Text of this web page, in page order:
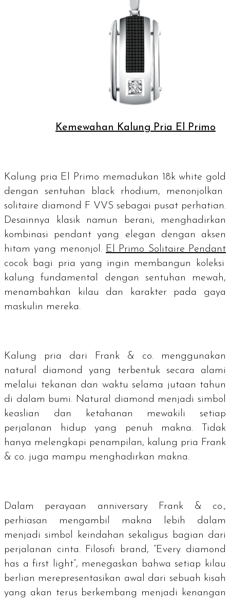
Kemewahan Kalung Pria El Primo
Kalung pria El Primo memadukan 18kwhite gold
dengan sentuhan
black rhodium, menonjolkan
solitaire diamond F VVS sebagai pusat perhatian.
Desainnya klasik namun berani, menghadirkan
kombinasi pendantyang elegan dengan aksen
hitam yang menonjol. El Primo Solitaire Pendant
cocok bagi pria yang ingin membangun koleksi
kalung fundamental dengan sentuhan mewah,
menambahkan kilau dan karakter pada gaya
maskulin mereka.
Kalung pria dari Frank & co. menggunakan
natural diamond
yang terbentuk secara alami
melalui tekanan dan waktu selama jutaan tahun
di dalam bumi. Natural diamond menjadi simbol
keaslian dan ketahanan mewakili setiap
perjalanan hidup yang penuh makna. Tidak
hanya melengkapi penampilan, kalung pria Frank
& co. juga mampu menghadirkan makna.
Dalam perayaan anniversary
Frank & co.,
perhiasan mengambil makna lebih dalam
menjadi simbol keindahan sekaligus bagian dari
perjalanan cinta. Filosofi
brand , “Every diamond
has a first light”, menegaskan bahwa setiap kilau
berlian merepresentasikan awal dari sebuah kisah
yang akan terus berkembang menjadi kenangan